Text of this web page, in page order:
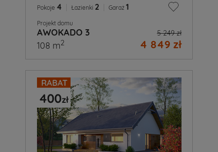
Pokoje 4 Łazienki 2 Garaż 1
Projekt domu
AWOKADO 3 5 249 zł
4 849 zł
108 m2